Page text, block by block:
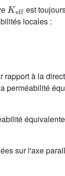
est
locales :
à la
perméabilité
sur l'axe